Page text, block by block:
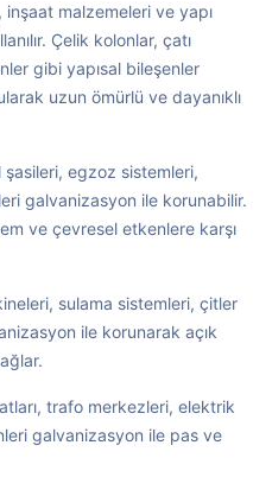
inşaat malzemeleri ve yapı
Çelik kolonlar, çatı
gibi yapısal bileşenler
uzun ömürlü ve dayanıklı
şasileri, egzoz sistemleri,
galvanizasyon ile korunabilir.
ve çevresel etkenlere karşı
sulama sistemleri, çitler
ile korunarak açık
trafo merkezleri, elektrik
galvanizasyon ile pas ve